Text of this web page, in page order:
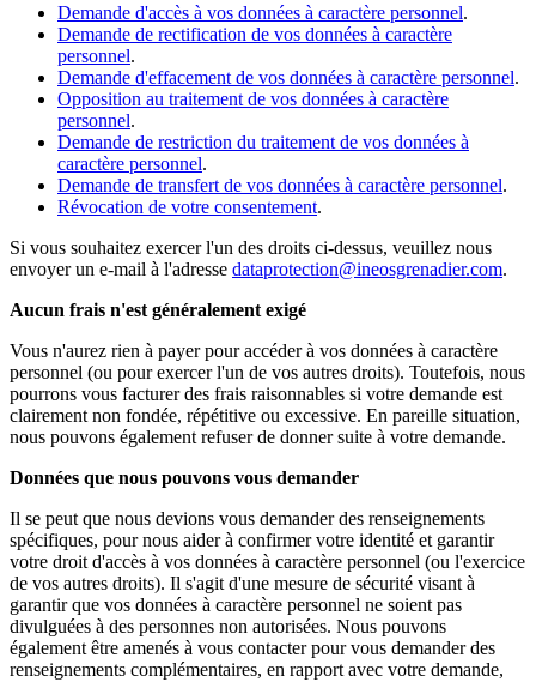
Demande d'accès à vos données à caractère personnel.
Demande de rectification de vos données à caractère
personnel.
Demande d'effacement de vos données à caractère personnel.
Opposition au traitement de vos données à caractère
personnel.
Demande de restriction du traitement de vos données à
caractère personnel.
Demande de transfert de vos données à caractère personnel.
Révocation de votre consentement.
Si vous souhaitez exercer l'un des droits ci-dessus, veuillez nous
envoyer un e-mail à l'adresse dataprotection@ineosgrenadier.com.
Aucun frais n'est généralement exigé
Vous n'aurez rien à payer pour accéder à vos données à caractère
personnel (ou pour exercer l'un de vos autres droits). Toutefois, nous
pourrons vous facturer des frais raisonnables si votre demande est
clairement non fondée, répétitive ou excessive. En pareille situation,
nous pouvons également refuser de donner suite à votre demande.
Données que nous pouvons vous demander
Il se peut que nous devions vous demander des renseignements
spécifiques, pour nous aider à confirmer votre identité et garantir
votre droit d'accès à vos données à caractère personnel (ou l'exercice
de vos autres droits). Il s'agit d'une mesure de sécurité visant à
garantir que vos données à caractère personnel ne soient pas
divulguées à des personnes non autorisées. Nous pouvons
également être amenés à vous contacter pour vous demander des
renseignements complémentaires, en rapport avec votre demande,